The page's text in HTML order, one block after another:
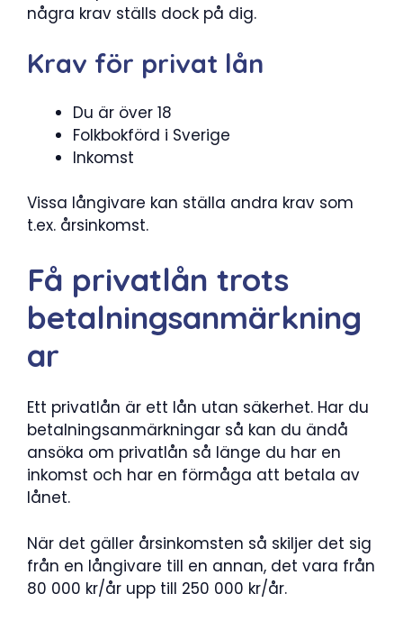
några krav ställs dock på dig.
Krav för privat lån
Du är över 18
Folkbokförd i Sverige
Inkomst
Vissa långivare kan ställa andra krav som
t.ex. årsinkomst.
Få privatlån trots
betalningsanmärkning
ar
Ett privatlån är ett lån utan säkerhet. Har du
betalningsanmärkningar så kan du ändå
ansöka om privatlån så länge du har en
inkomst och har en förmåga att betala av
lånet.
När det gäller årsinkomsten så skiljer det sig
från en långivare till en annan, det vara från
80 000 kr/år upp till 250 000 kr/år.